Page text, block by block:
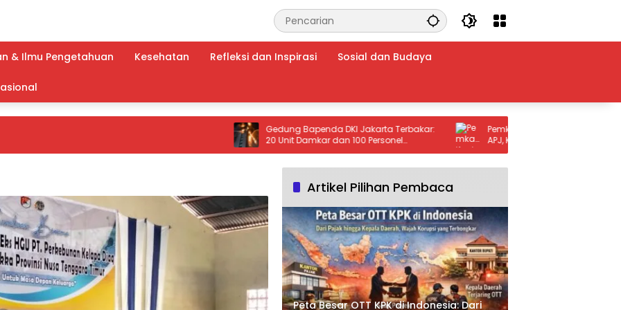
& Ilmu Pengetahuan Kesehatan Refleksi dan Inspirasi Sosial dan Budaya
Gedung Bapenda DKI Jakarta Terbakar:
20 Unit Damkar dan 100 Personel
Dikerahkan ke Lokasi
Pemkab Kuningan Belajar Inovasi KPBU
APJ, Kunjungi Kabupaten Madiun untuk
Genjot Infrastruktur
Artikel Pilihan Pembaca
Peta Besar OTT KPK di Indonesia: Dari